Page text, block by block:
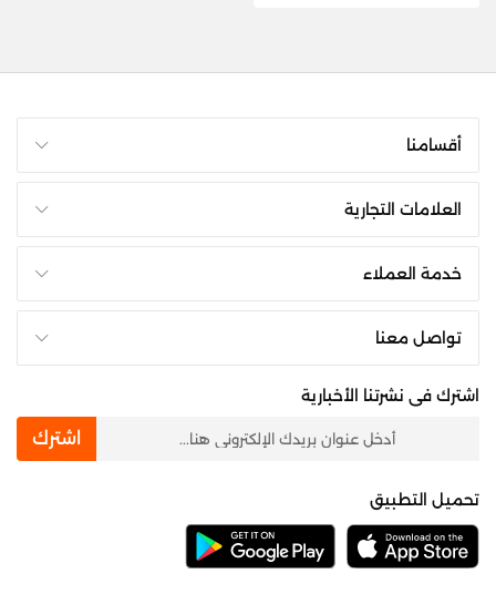
أقسامنا
العلامات التجارية
خدمة العملاء
تواصل معنا
اشترك فى نشرتنا الأخبارية
اشترك
تحميل التطبيق